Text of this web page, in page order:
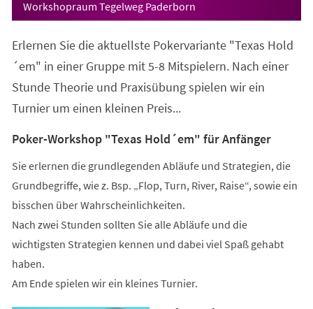
Workshopraum Tegelweg Paderborn
Erlernen Sie die aktuellste Pokervariante "Texas Hold
´em" in einer Gruppe mit 5-8 Mitspielern. Nach einer
Stunde Theorie und Praxisübung spielen wir ein
Turnier um einen kleinen Preis...
Poker-Workshop "Texas Hold´em" für Anfänger
Sie erlernen die grundlegenden Abläufe und Strategien, die
Grundbegriffe, wie z. Bsp. „Flop, Turn, River, Raise“, sowie ein
bisschen über Wahrscheinlichkeiten.
Nach zwei Stunden sollten Sie alle Abläufe und die
wichtigsten Strategien kennen und dabei viel Spaß gehabt
haben.
Am Ende spielen wir ein kleines Turnier.